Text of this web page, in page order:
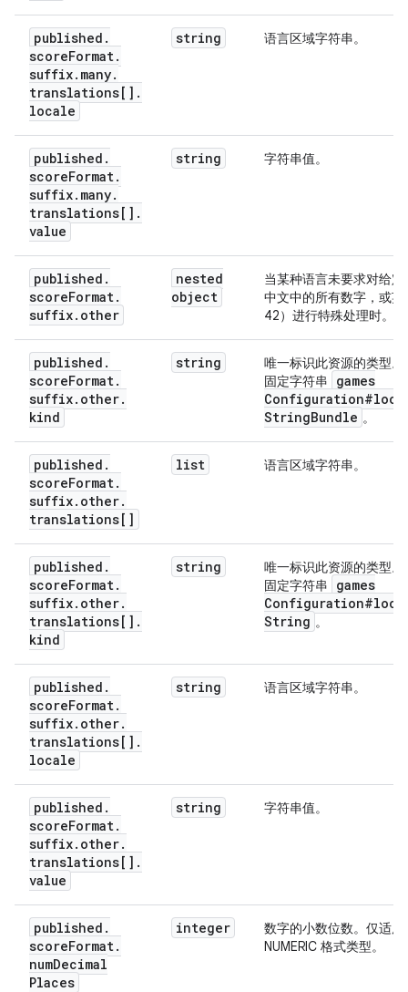
published .
scoreFormat.
suffix. many.
translations[] .
locale
string 语言区域字符串。
published .
scoreFormat.
suffix. many.
translations[] .
value
string 字符串值。
published .
scoreFormat.
suffix. other
nested
object
当某种语言未要求对给
中文中的所有数字，或英
42）进行特殊处理时。
published .
scoreFormat.
suffix. other.
kind
string
唯一标识此资源的类型。
固定字符串
games
StringBundle 。
published .
scoreFormat.
suffix. other.
translations[]
list 语言区域字符串。
published .
scoreFormat.
suffix. other.
translations[] .
kind
string
唯一标识此资源的类型。
固定字符串
games
String 。
published .
scoreFormat.
suffix. other.
translations[] .
locale
string 语言区域字符串。
published .
scoreFormat.
suffix. other.
translations[] .
value
string 字符串值。
published .
scoreFormat.
numDecimal
Places
integer
数字的小数位数。仅适用
NUMERIC 格式类型。